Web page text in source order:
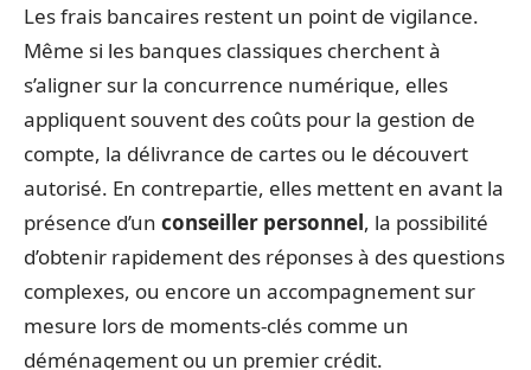
Les frais bancaires restent un point de vigilance.
Même si les banques classiques cherchent à
s’aligner sur la concurrence numérique, elles
appliquent souvent des coûts pour la gestion de
compte, la délivrance de cartes ou le découvert
autorisé. En contrepartie, elles mettent en avant la
présence d’un conseiller personnel, la possibilité
d’obtenir rapidement des réponses à des questions
complexes, ou encore un accompagnement sur
mesure lors de moments-clés comme un
déménagement ou un premier crédit.